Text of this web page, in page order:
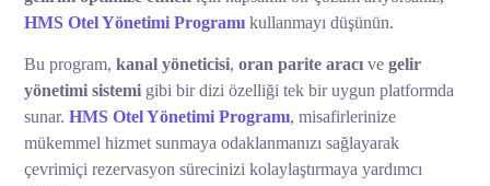
HMS Otel Yönetimi Programı kullanmayı düşünün.
Bu program,kanal yöneticisi,oran parite aracı vegelir
yönetimi sistemi gibi bir dizi özelliği tek bir uygun platformda
sunar.HMS Otel Yönetimi Programı, misafirlerinize
mükemmel hizmet sunmaya odaklanmanızı sağlayarak
çevrimiçi rezervasyon sürecinizi kolaylaştırmaya yardımcı